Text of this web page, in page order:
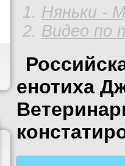
Няньки -
Видео по
енотиха